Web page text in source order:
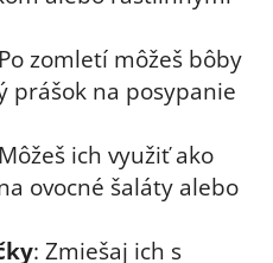
zomletí môžeš bôby
prášok na posypanie
ich využiť ako
ovocné šaláty alebo
: Zmiešaj ich s